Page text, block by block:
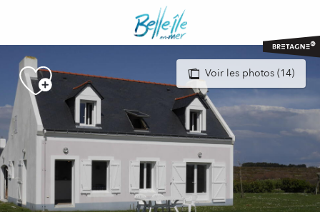
contenu
principal
Voir les photos (14)